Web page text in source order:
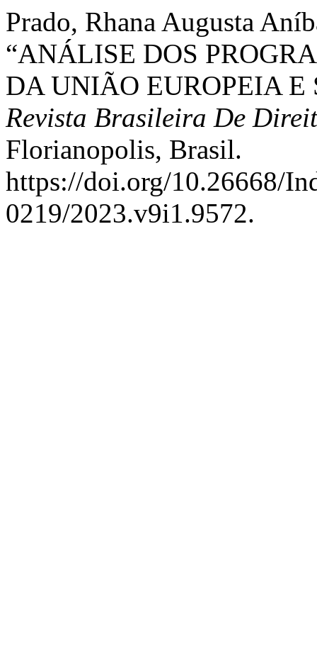
Prado, Rhana Augusta
“ANÁLISE DOS
DA UNIÃO EUROPEIA
Revista Brasileira De
Florianopolis, Brasil.
https://doi.org/10.26668/
0219/2023.v9i1.9572.